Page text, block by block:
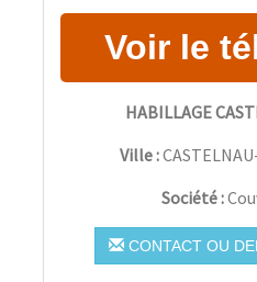
HABILLAGE
Ville :
Société :
CONTACT OU